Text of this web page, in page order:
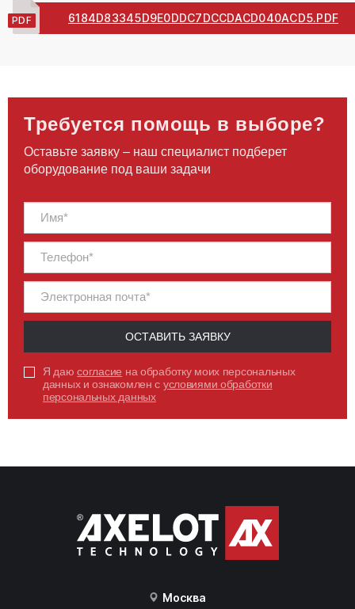
6184D83345D9E0DDC7DCCDACD040ACD5.PDF
Требуется помощь в выборе?
Оставьте заявку – наш специалист подберет
оборудование под ваши задачи
ОСТАВИТЬ ЗАЯВКУ
Я даюсогласие на обработку моих персональных
данных и ознакомлен с условиями обработки
персональных данных
Москва